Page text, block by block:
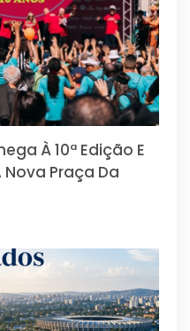
À 10ª Edição E
Praça Da